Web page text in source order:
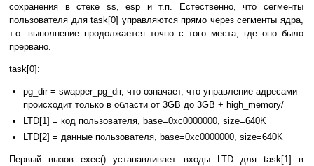
сохранения в стеке ss, esp и т.п. Естественно, что сегменты
пользователя для task[0] управляются прямо через сегменты ядра,
т.о. выполнение продолжается точно с того места, где оно было
прервано.
task[0]:
pg_dir = swapper_pg_dir, что означает, что управление адресами
происходит только в области от 3GB до 3GB + high_memory/
LTD[1] = код пользователя, base=0xc0000000, size=640K
LTD[2] = данные пользователя, base=0xc0000000, size=640K
Первый вызов exec() устанавливает входы LTD для task[1] в